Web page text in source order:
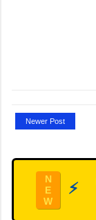
Newer Post
N
E
W
⚡